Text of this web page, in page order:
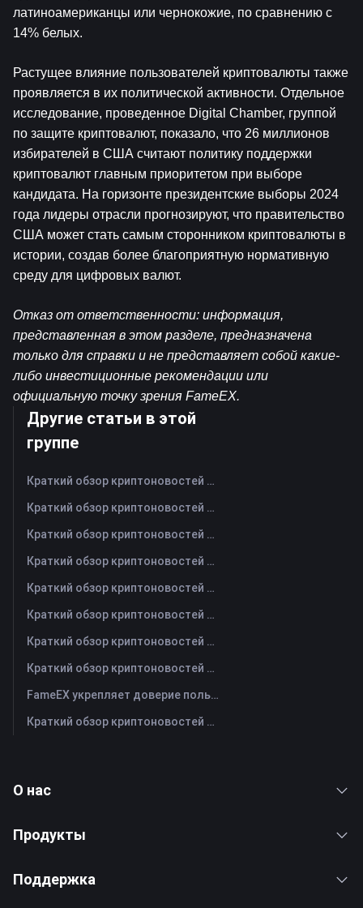
латиноамериканцы или чернокожие, по сравнению с
14% белых.
Растущее влияние пользователей криптовалюты также
проявляется в их политической активности. Отдельное
исследование, проведенное Digital Chamber, группой
по защите криптовалют, показало, что 26 миллионов
избирателей в США считают политику поддержки
криптовалют главным приоритетом при выборе
кандидата. На горизонте президентские выборы 2024
года лидеры отрасли прогнозируют, что правительство
США может стать самым сторонником криптовалюты в
истории, создав более благоприятную нормативную
среду для цифровых валют.
Отказ от ответственности: информация,
представленная в этом разделе, предназначена
только для справки и не представляет собой какие-
либо инвестиционные рекомендации или
официальную точку зрения FameEX.
Другие статьи в этой
группе
Краткий обзор криптоновостей FameEX за сегодня | 7 августа 2026 г
Краткий обзор криптоновостей FameEX за сегодня | 6 августа 2026 г
Краткий обзор криптоновостей FameEX за сегодня | 5 августа 2026 г
Краткий обзор криптоновостей FameEX за сегодня | 4 августа 2026 г
Краткий обзор криптоновостей FameEX за сегодня | 3 августа 2026 г
Краткий обзор криптоновостей FameEX за сегодня | 31 июля 2026 г
Краткий обзор криптоновостей FameEX за сегодня | 30 июля 2026 г
Краткий обзор криптоновостей FameEX за сегодня | 29 июля 2026 г
FameEX укрепляет доверие пользователей благодаря восьми годам стабильной работы и глобальному росту
Краткий обзор криптоновостей FameEX за сегодня | 28 июля 2026 г
О нас
Продукты
Поддержка